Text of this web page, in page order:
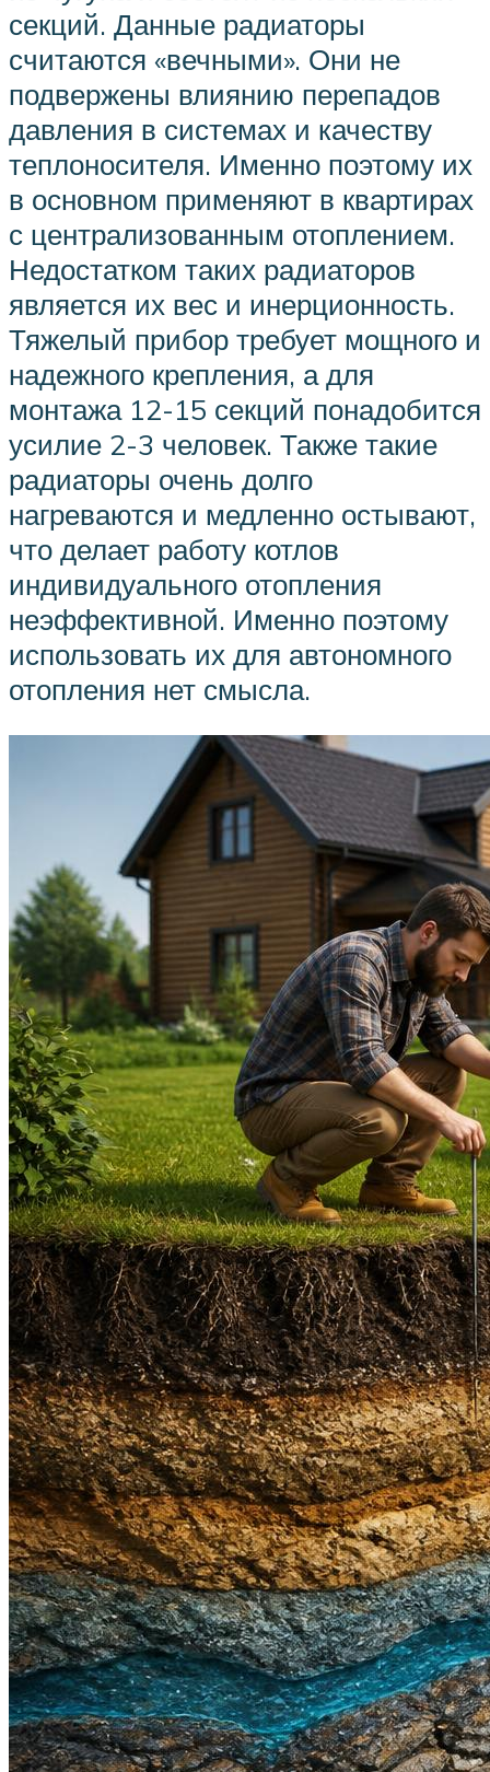
секций. Данные радиаторы
считаются «вечными». Они не
подвержены влиянию перепадов
давления в системах и качеству
теплоносителя. Именно поэтому их
в основном применяют в квартирах
с централизованным отоплением.
Недостатком таких радиаторов
является их вес и инерционность.
Тяжелый прибор требует мощного и
надежного крепления, а для
монтажа 12-15 секций понадобится
усилие 2-3 человек. Также такие
радиаторы очень долго
нагреваются и медленно остывают,
что делает работу котлов
индивидуального отопления
неэффективной. Именно поэтому
использовать их для автономного
отопления нет смысла.